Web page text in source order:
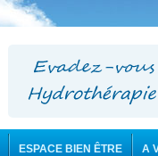
ESPACE BIEN ÊTRE A